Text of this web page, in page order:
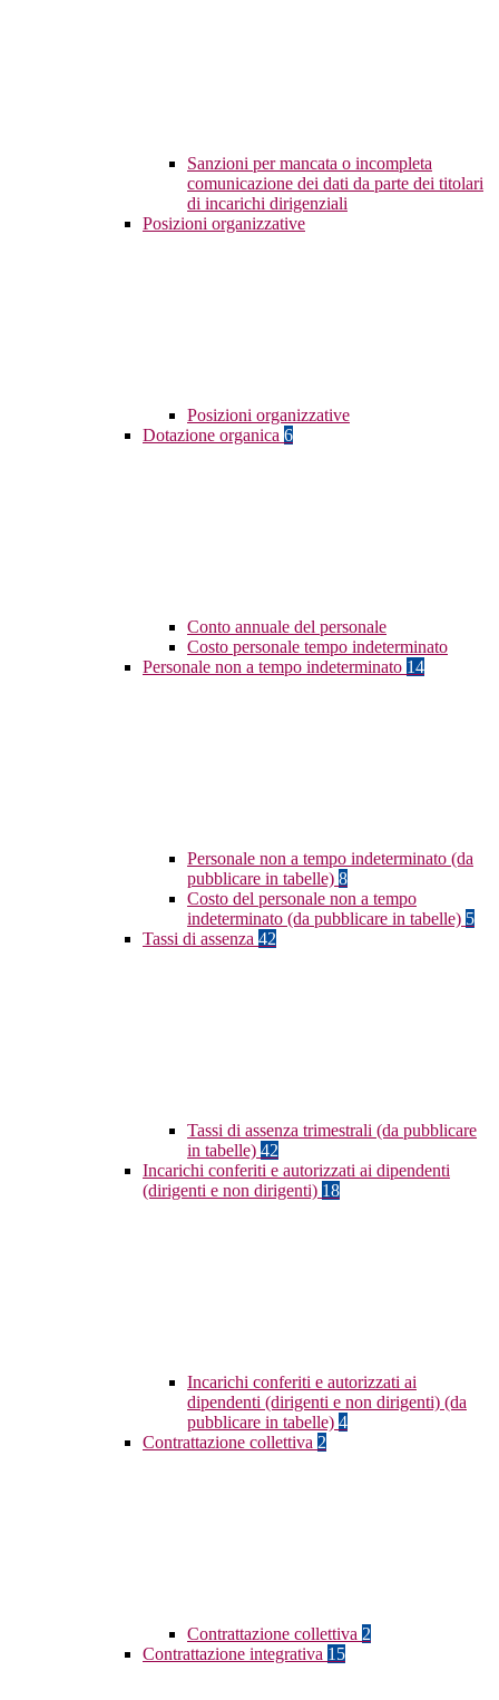
Sanzioni per mancata o incompleta
comunicazione dei dati da parte dei titolari
di incarichi dirigenziali
Posizioni organizzative
Posizioni organizzative
Dotazione organica 6
Conto annuale del personale
Costo personale tempo indeterminato
Personale non a tempo indeterminato 14
Personale non a tempo indeterminato (da
pubblicare in tabelle) 8
Costo del personale non a tempo
indeterminato (da pubblicare in tabelle) 5
Tassi di assenza 42
Tassi di assenza trimestrali (da pubblicare
in tabelle) 42
Incarichi conferiti e autorizzati ai dipendenti
(dirigenti e non dirigenti) 18
Incarichi conferiti e autorizzati ai
dipendenti (dirigenti e non dirigenti) (da
pubblicare in tabelle) 4
Contrattazione collettiva 2
Contrattazione collettiva 2
Contrattazione integrativa 15